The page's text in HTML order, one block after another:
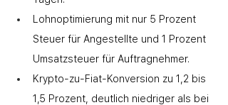
Lohnoptimierung mit nur 5 Prozent
Steuer für Angestellte und 1 Prozent
Umsatzsteuer für Auftragnehmer.
Krypto-zu-Fiat-Konversion zu 1,2 bis
1,5 Prozent, deutlich niedriger als bei